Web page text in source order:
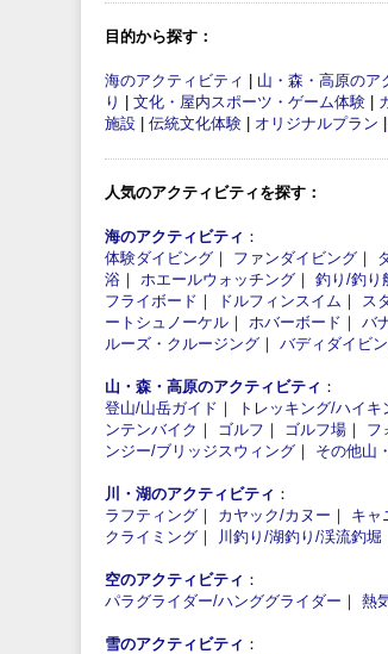
目的から探す：
海のアクティビティ 山・森・高原のア
り
文化・屋内スポーツ・ゲーム体験
施設
伝統文化体験 オリジナルプラン
人気のアクティビティを探す：
海のアクティビティ ：
体験ダイビング ｜ ファンダイビング ｜
浴 ｜ ホエールウォッチング ｜ 釣り/釣り
フライボード ｜ ドルフィンスイム ｜ ス
ートシュノーケル ｜ ホバーボード ｜ バ
ルーズ・クルージング ｜ バディダイビ
山・森・高原のアクティビティ ：
登山/山岳ガイド ｜ トレッキング/ハイキ
ンテンバイク ｜ ゴルフ ｜ ゴルフ場 ｜ フ
ンジー/ブリッジスウィング ｜ その他山
川・湖のアクティビティ ：
ラフティング ｜ カヤック/カヌー ｜ キャ
クライミング ｜ 川釣り/湖釣り/渓流釣堀
空のアクティビティ ：
パラグライダー/ハンググライダー ｜ 熱
雪のアクティビティ ：